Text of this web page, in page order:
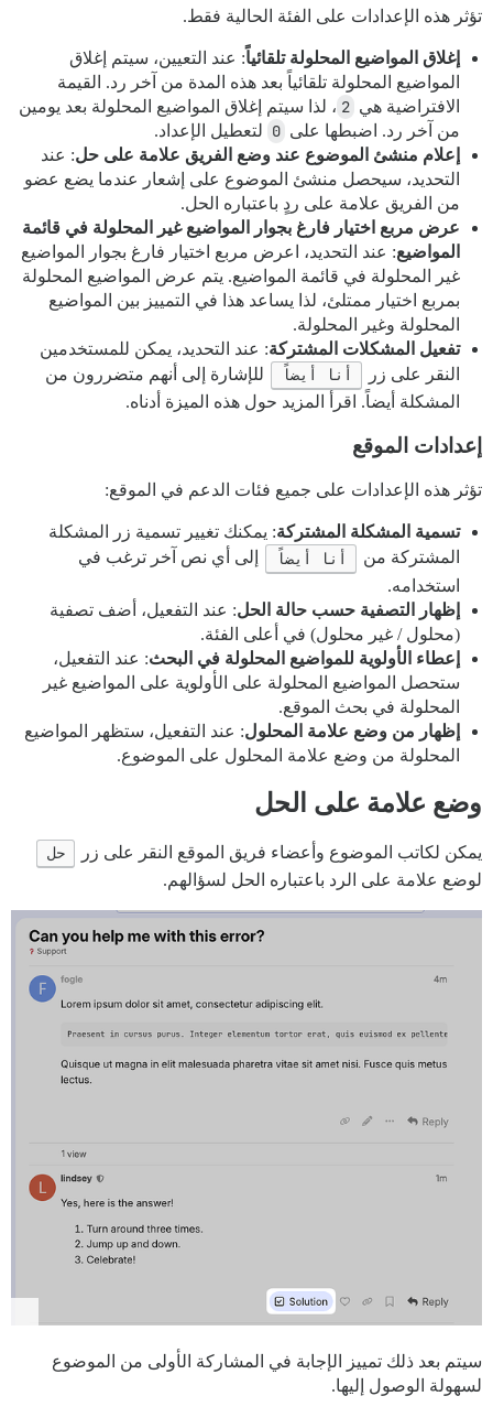
تؤثر هذه الإعدادات على الفئة الحالية فقط.
إغلاق المواضيع المحلولة تلقائياً: عند التعيين، سيتم إغلاق
المواضيع المحلولة تلقائياً بعد هذه المدة من آخر رد. القيمة
الافتراضية هي 2 ، لذا سيتم إغلاق المواضيع المحلولة بعد يومين
من آخر رد. اضبطها على 0 لتعطيل الإعداد.
إعلام منشئ الموضوع عند وضع الفريق علامة على حل: عند
التحديد، سيحصل منشئ الموضوع على إشعار عندما يضع عضو
من الفريق علامة على ردٍ باعتباره الحل.
عرض مربع اختيار فارغ بجوار المواضيع غير المحلولة في قائمة
المواضيع: عند التحديد، اعرض مربع اختيار فارغ بجوار المواضيع
غير المحلولة في قائمة المواضيع. يتم عرض المواضيع المحلولة
بمربع اختيار ممتلئ، لذا يساعد هذا في التمييز بين المواضيع
المحلولة وغير المحلولة.
تفعيل المشكلات المشتركة: عند التحديد، يمكن للمستخدمين
النقر على زر
أنا أيضاً
للإشارة إلى أنهم متضررون من
المشكلة أيضاً. اقرأ المزيد حول هذه الميزة أدناه.
إعدادات الموقع
تؤثر هذه الإعدادات على جميع فئات الدعم في الموقع:
تسمية المشكلة المشتركة: يمكنك تغيير تسمية زر المشكلة
المشتركة من
أنا أيضاً
إلى أي نص آخر ترغب في
استخدامه.
إظهار التصفية حسب حالة الحل: عند التفعيل، أضف تصفية
(محلول / غير محلول) في أعلى الفئة.
إعطاء الأولوية للمواضيع المحلولة في البحث: عند التفعيل،
ستحصل المواضيع المحلولة على الأولوية على المواضيع غير
المحلولة في بحث الموقع.
إظهار من وضع علامة المحلول: عند التفعيل، ستظهر المواضيع
المحلولة من وضع علامة المحلول على الموضوع.
وضع علامة على الحل
يمكن لكاتب الموضوع وأعضاء فريق الموقع النقر على زر حل
لوضع علامة على الرد باعتباره الحل لسؤالهم.
سيتم بعد ذلك تمييز الإجابة في المشاركة الأولى من الموضوع
لسهولة الوصول إليها.